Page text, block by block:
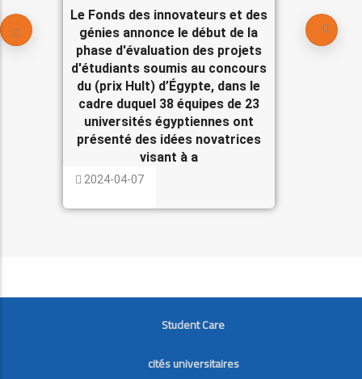
Le Fonds des innovateurs et des
génies annonce le début de la
phase d'évaluation des projets
d'étudiants soumis au concours
du (prix Hult) d’Égypte, dans le
cadre duquel 38 équipes de 23
universités égyptiennes ont
présenté des idées novatrices
visant à a
2024-04-07
FOOTER
Student Care
cités universitaires